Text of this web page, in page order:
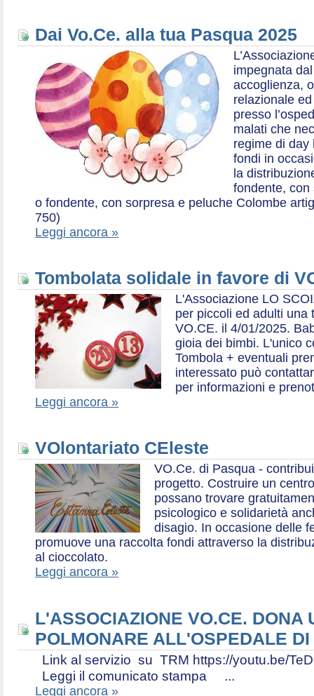
Dai Vo.Ce. alla tua Pasqua 2025
impegnata
accoglienza,
relazionale
presso
malati che
regime di day
fondi in
la
fondente, con
o fondente, con sorpresa e peluche Colombe
750)
Leggi ancora »
Tombolata solidale in favore di
L'Associazione LO
per piccoli ed adulti una
VO.CE. il 4/01/2025.
gioia dei bimbi. L'unico
Tombola + eventuali
interessato può
per informazioni e
Leggi ancora »
VOlontariato CEleste
VO.Ce. di Pasqua -
progetto. Costruire un
possano trovare
psicologico e solidarietà
disagio. In occasione delle
promuove una raccolta fondi attraverso la
al cioccolato.
Leggi ancora »
L'ASSOCIAZIONE VO.CE. DONA
POLMONARE ALL'OSPEDALE
Link al servizio su TRM https://youtu.be/
Leggi il comunicato stampa ...
Leggi ancora »